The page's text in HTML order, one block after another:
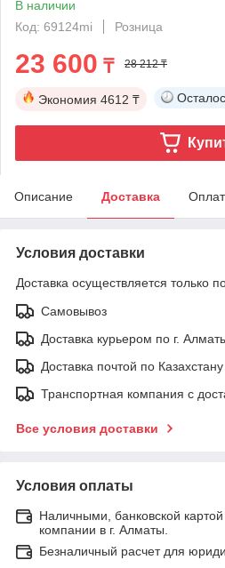
В наличии
Код: 69124mi
Розница
23 600 ₸ 28 212 ₸
Экономия 4612 ₸
Описание Доставка
Условия доставки
Доставка осуществляется только
Самовывоз
Доставка курьером по г.
Доставка почтой по Казахстану
Транспортная компания с
Все условия доставки
Условия оплаты
Наличными, банковской
компании в г. Алматы.
Безналичный расчет для